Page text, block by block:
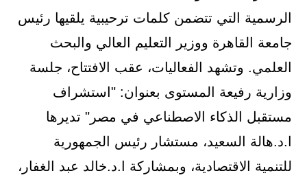
الرسمية التي تتضمن كلمات ترحيبية يلقيها رئيس
جامعة القاهرة ووزير التعليم العالي والبحث
العلمي. وتشهد الفعاليات، عقب الافتتاح، جلسة
وزارية رفيعة المستوى بعنوان: "استشراف
مستقبل الذكاء الاصطناعي في مصر" تديرها
ا.د.هالة السعيد، مستشار رئيس الجمهورية
للتنمية الاقتصادية، وبمشاركة ا.د.خالد عبد الغفار،